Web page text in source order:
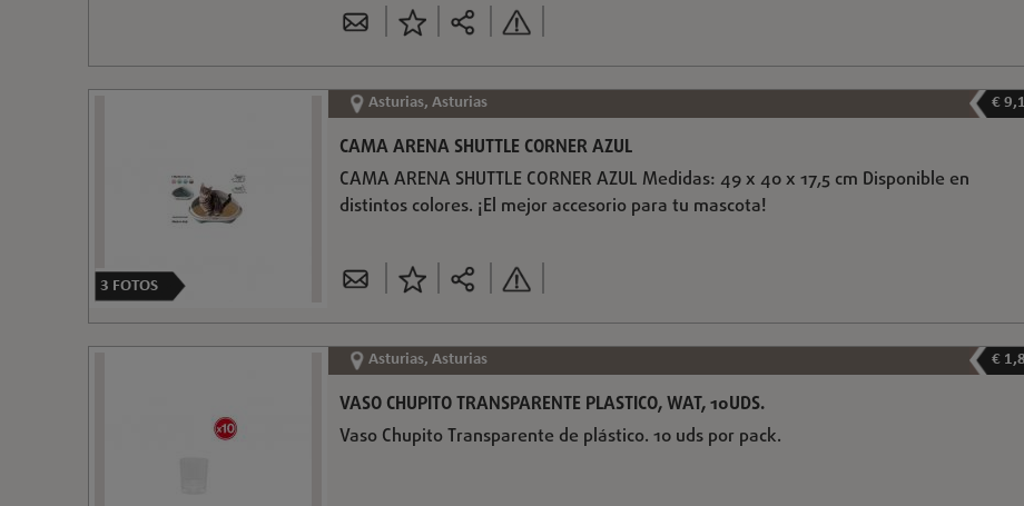
Asturias, Asturias €
CAMA ARENA SHUTTLE CORNER AZUL
CAMA ARENA SHUTTLE CORNER AZUL Medidas: 49 x 40 x 17,5 cm Disponible en
distintos colores. ¡El mejor accesorio para tu mascota!
3 FOTOS
Asturias, Asturias €
VASO CHUPITO TRANSPARENTE PLASTICO, WAT, 10UDS.
Vaso Chupito Transparente de plástico. 10 uds por pack.